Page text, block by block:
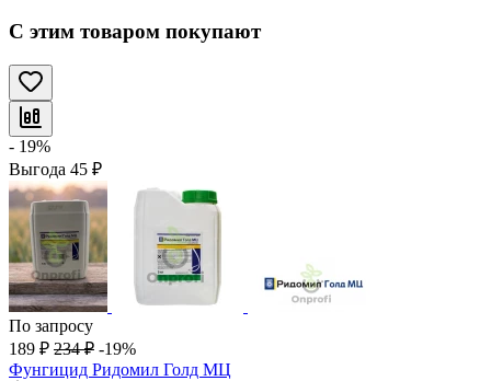
С этим товаром покупают
- 19%
Выгода 45 ₽
По запросу
189 ₽ 234 ₽ -19%
Фунгицид Ридомил Голд МЦ